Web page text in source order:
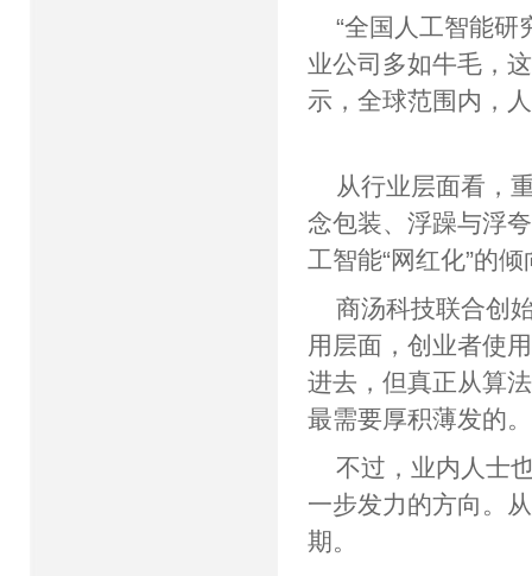
“全国人工智能
业公司多如牛毛，
示，全球范围内，
从行业层面看，
念包装、浮躁与浮
工智能“网红化”
商汤科技联合创
用层面，创业者使
进去，但真正从算
最需要厚积薄发
不过，业内人士
一步发力的方向。
期。